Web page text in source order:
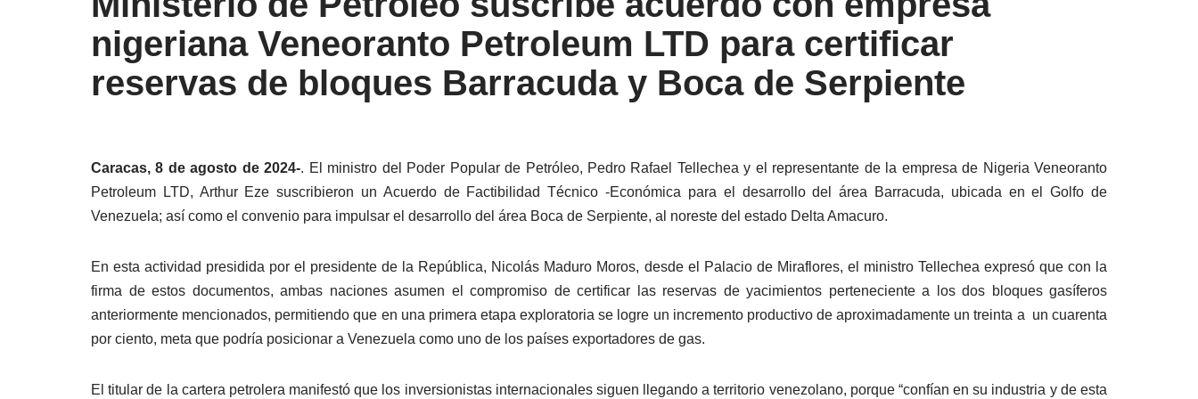
nigeriana Veneoranto Petroleum LTD para certificar
reservas de bloques Barracuda y Boca de Serpiente
Caracas, 8 de agosto de 2024-. El ministro del Poder Popular de Petróleo, Pedro Rafael Tellechea y el representante de la empresa de Nigeria Veneoranto
Petroleum LTD, Arthur Eze suscribieron un Acuerdo de Factibilidad Técnico -Económica para el desarrollo del área Barracuda, ubicada en el Golfo de
Venezuela; así como el convenio para impulsar el desarrollo del área Boca de Serpiente, al noreste del estado Delta Amacuro.
En esta actividad presidida por el presidente de la República, Nicolás Maduro Moros, desde el Palacio de Miraflores, el ministro Tellechea expresó que con la
firma de estos documentos, ambas naciones asumen el compromiso de certificar las reservas de yacimientos perteneciente a los dos bloques gasíferos
anteriormente mencionados, permitiendo que en una primera etapa exploratoria se logre un incremento productivo de aproximadamente un treinta a un cuarenta
por ciento, meta que podría posicionar a Venezuela como uno de los países exportadores de gas.
El titular de la cartera petrolera manifestó que los inversionistas internacionales siguen llegando a territorio venezolano, porque “confían en su industria y de esta